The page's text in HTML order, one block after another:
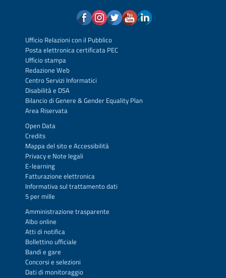
Ufficio Relazioni con il Pubblico
Posta elettronica certificata PEC
Ufficio stampa
Redazione Web
Centro Servizi Informatici
Disabilità e DSA
Bilancio di Genere & Gender Equality Plan
Area Riservata
Open Data
Credits
Mappa del sitoe Accessibilità
Privacye Note legali
E-learning
Fatturazione elettronica
Informativa sul trattamento dati
5 per mille
Amministrazione trasparente
Albo online
Atti di notifica
Bollettino ufficiale
Bandi e gare
Concorsi e selezioni
Dati di monitoraggio